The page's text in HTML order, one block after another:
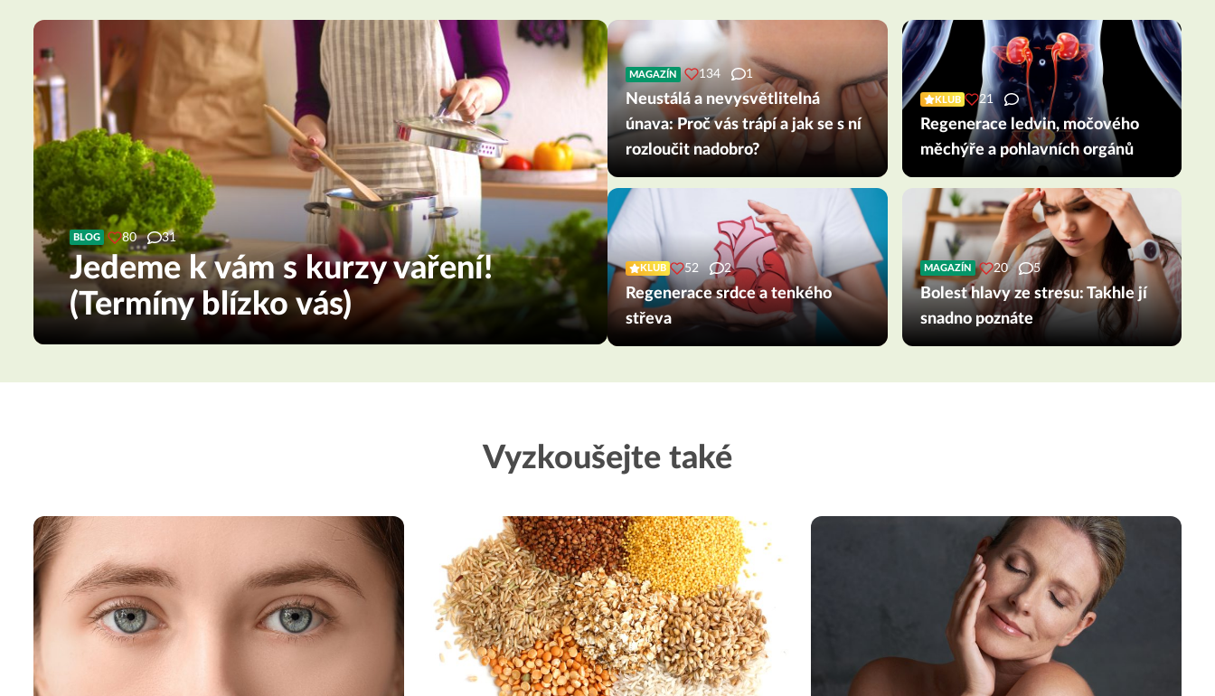
BLOG 80 31
Jedeme k vám s kurzy vaření!
(Termíny blízko vás)
MAGAZÍN 134 1
Neustálá a nevysvětlitelná
únava: Proč vás trápí a jak se s ní
rozloučit nadobro?
KLUB 21
Regenerace ledvin, močového
měchýře a pohlavních orgánů
KLUB 52 2
Regenerace srdce a tenkého
střeva
MAGAZÍN 20 5
Bolest hlavy ze stresu: Takhle jí
snadno poznáte
Vyzkoušejte také